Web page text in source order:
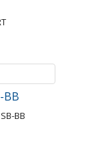
BB
BB